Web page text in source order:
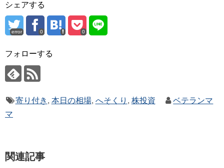
シェアする
error 0 0
フォローする
寄り付き , 本日の相場, へそくり , 株投資
ベテランマ
マ
関連記事